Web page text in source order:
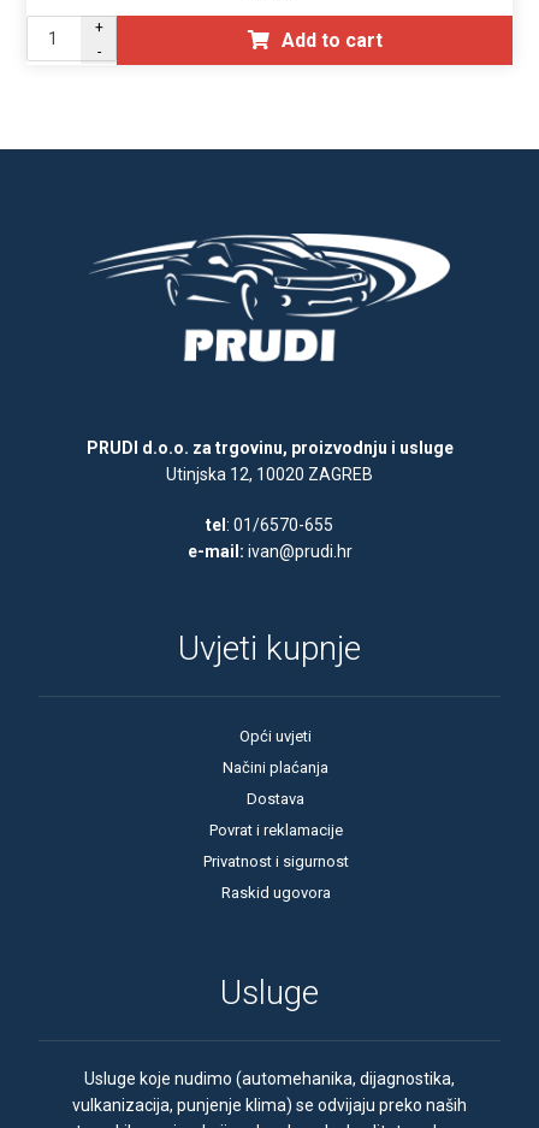
+
-
Add to cart
PRUDI d.o.o. za trgovinu, proizvodnju i usluge
Utinjska 12, 10020 ZAGREB
tel : 01/6570-655
e-mail: ivan@prudi.hr
Uvjeti kupnje
Opći uvjeti
Načini plaćanja
Dostava
Povrat i reklamacije
Privatnost i sigurnost
Raskid ugovora
Usluge
Usluge koje nudimo (automehanika, dijagnostika,
vulkanizacija, punjenje klima) se odvijaju preko naših